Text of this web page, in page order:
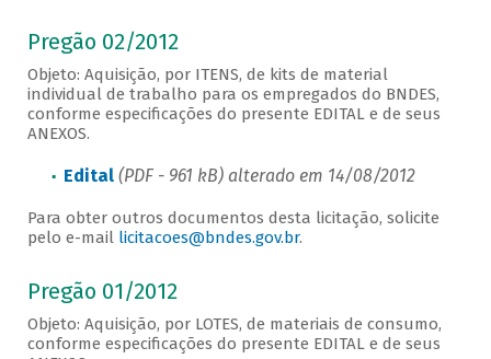
Pregão 02/2012
Objeto: Aquisição, por ITENS, de kits de material
individual de trabalho para os empregados do BNDES,
conforme especificações do presente EDITAL e de seus
ANEXOS.
Edital (PDF - 961 kB) alterado em 14/08/2012
Para obter outros documentos desta licitação, solicite
pelo e-mail licitacoes@bndes.gov.br.
Pregão 01/2012
Objeto: Aquisição, por LOTES, de materiais de consumo,
conforme especificações do presente EDITAL e de seus